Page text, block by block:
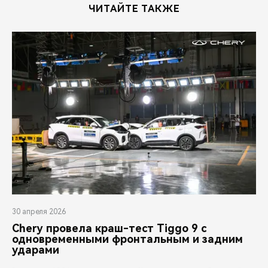
ЧИТАЙТЕ ТАКЖЕ
30 апреля 2026
Chery провела краш-тест Tiggo 9 с
одновременными фронтальным и задним
ударами